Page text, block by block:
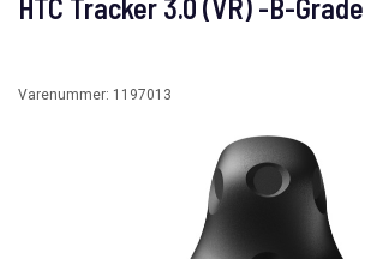
HTC Tracker 3.0 (VR) -B-Grade
Varenummer: 1197013